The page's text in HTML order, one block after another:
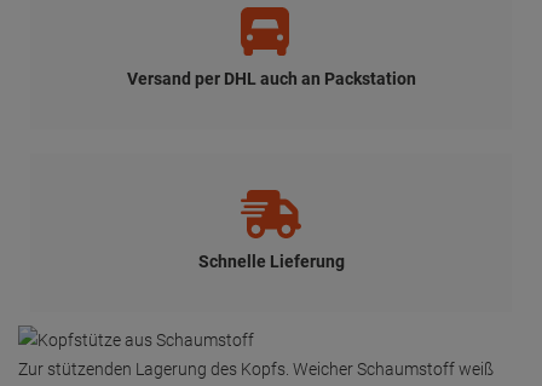
Versand per DHL auch an Packstation
Schnelle Lieferung
Zur stützenden Lagerung des Kopfs. Weicher Schaumstoff weiß